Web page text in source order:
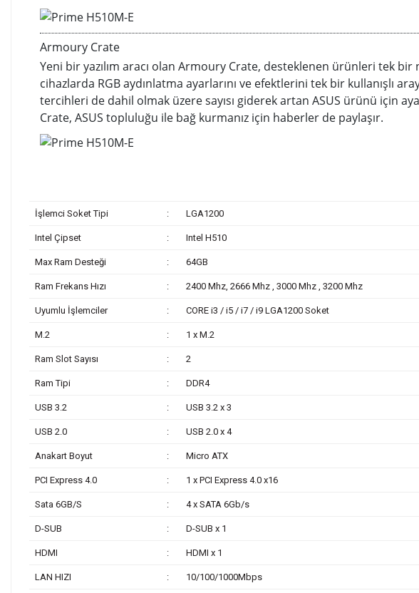
Armoury Crate
Yeni bir yazılım aracı olan Armoury Crate, desteklenen ürünleri tek
cihazlarda RGB aydınlatma ayarlarını ve efektlerini tek bir kullanışlı
tercihleri de dahil olmak üzere sayısı giderek artan ASUS ürünü için
Crate, ASUS topluluğu ile bağ kurmanız için haberler de paylaşır.
İşlemci Soket Tipi : LGA1200
Intel Çipset : Intel H510
Max Ram Desteği : 64GB
Ram Frekans Hızı : 2400 Mhz, 2666 Mhz , 3000 Mhz , 3200 Mhz
Uyumlu İşlemciler : CORE i3 / i5 / i7 / i9 LGA1200 Soket
M.2 : 1 x M.2
Ram Slot Sayısı : 2
Ram Tipi : DDR4
USB 3.2 : USB 3.2 x 3
USB 2.0 : USB 2.0 x 4
Anakart Boyut : Micro ATX
PCI Express 4.0 : 1 x PCI Express 4.0 x16
Sata 6GB/S : 4 x SATA 6Gb/s
D-SUB : D-SUB x 1
HDMI : HDMI x 1
LAN HIZI : 10/100/1000Mbps